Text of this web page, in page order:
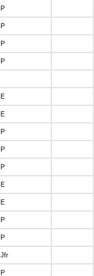
P
P
P
P
E
E
P
P
P
E
E
P
P
Jfr
P